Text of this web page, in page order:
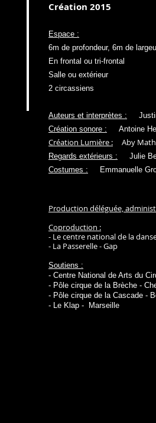
Création 2015
Espace :
6m de profondeur, 6m de
En frontal ou tri-frontal
Salle ou extérieur
2 circassiens
Auteurs et interprètes :
Création sonore : Antoine
Création Lumière : Aby
Regards extérieurs :
Julie
Costumes : Emmanuelle
Production déléguée,
Coproduction :
- Le centre national de la
- La Passerelle - Gap
Soutiens :
- Centre National de Arts du
- Pôle cirque de la Brèche -
- Pôle cirque de la Cascade -
- Le Klap - Marseille